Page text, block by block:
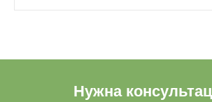
Нужна